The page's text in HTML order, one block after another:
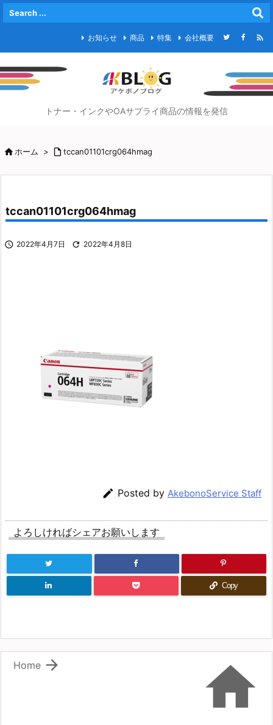
お知らせ 商品 特集 会社概要 
トナー・インクやOAサプライ商品の情報を発信
ホーム >  tccan01101crg064hmag
tccan01101crg064hmag
 2022年4月7日  2022年4月8日
 Posted by AkebonoService Staff
よろしければシェアお願いします
Copy


Home